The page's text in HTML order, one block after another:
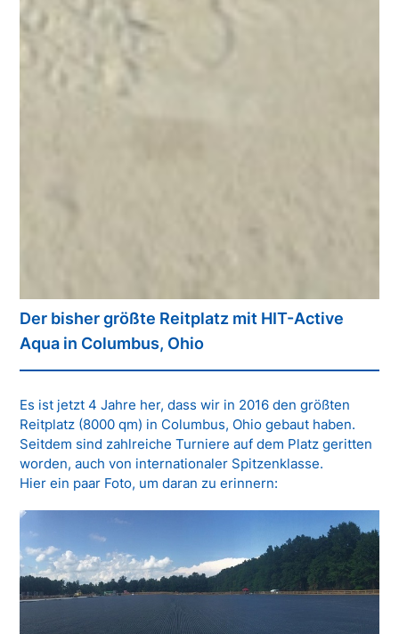
Der bisher größte Reitplatz mit HIT-Active
Aqua in Columbus, Ohio
Es ist jetzt 4 Jahre her, dass wir in 2016 den größten
Reitplatz (8000 qm) in Columbus, Ohio gebaut haben.
Seitdem sind zahlreiche Turniere auf dem Platz geritten
worden, auch von internationaler Spitzenklasse.
Hier ein paar Foto, um daran zu erinnern: